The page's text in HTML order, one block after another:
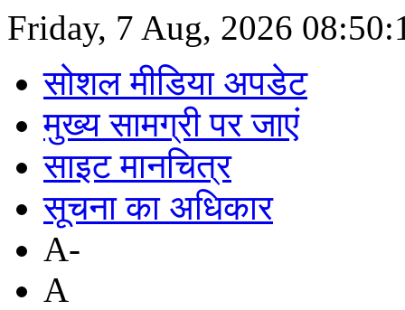
Friday, 7 Aug, 2026
सोशल मीडिया अपडेट
मुख्य सामग्री पर जाएं
साइट मानचित्र
सूचना का अधिकार
A-
A